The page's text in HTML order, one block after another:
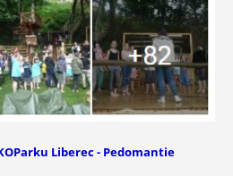
Liberec - Pedomantie